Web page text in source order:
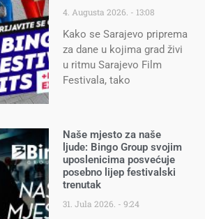
4. Augusta 2026. 13:08
Kako se Sarajevo priprema
za dane u kojima grad živi
u ritmu Sarajevo Film
Festivala, tako
Naše mjesto za naše
ljude: Bingo Group svojim
uposlenicima posvećuje
posebno lijep festivalski
trenutak
31. Jula 2026. 9:24